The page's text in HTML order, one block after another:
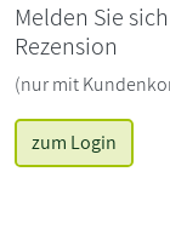
Melden Sie
Rezension
(nur mit
zum Login